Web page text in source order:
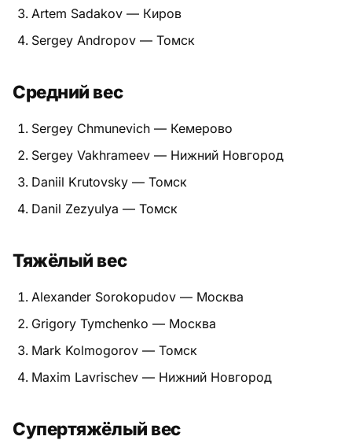
Пояса
Психология бойца
Растяжка и ОФП
Техника и ката
Травмы
Турниры
Экипировка
Artem Sadakov — Киров
Sergey Andropov — Томск
Средний вес
Sergey Chmunevich — Кемерово
Sergey Vakhrameev — Нижний Новгород
Daniil Krutovsky — Томск
Danil Zezyulya — Томск
Тяжёлый вес
Alexander Sorokopudov — Москва
Grigory Tymchenko — Москва
Mark Kolmogorov — Томск
Maxim Lavrischev — Нижний Новгород
Супертяжёлый вес